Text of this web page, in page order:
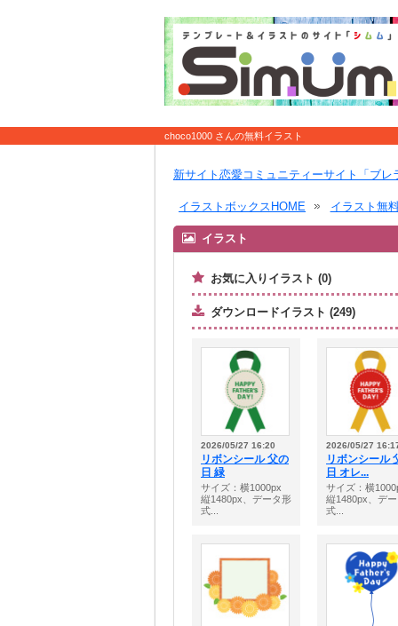
choco1000 さんの無料イラスト
新サイト恋愛コミュニティーサイト「ブレ
イラストボックスHOME イラスト無
イラスト
お気に入りイラスト (0)
ダウンロードイラスト (249)
2026/05/27 16:20
リボンシール 父の
日 緑
サイズ：横1000px
縦1480px、データ形
式...
2026/05/27
リボンシール
日 オレ...
サイズ：横
縦1480px、デ
式...